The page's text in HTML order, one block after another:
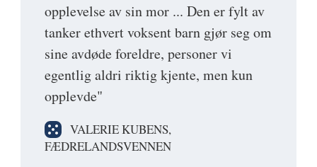
opplevelse av sin mor ... Den er fylt av
tanker ethvert voksent barn gjør seg om
sine avdøde foreldre, personer vi
egentlig aldri riktig kjente, men kun
opplevde"
VALERIE KUBENS,
FÆDRELANDSVENNEN